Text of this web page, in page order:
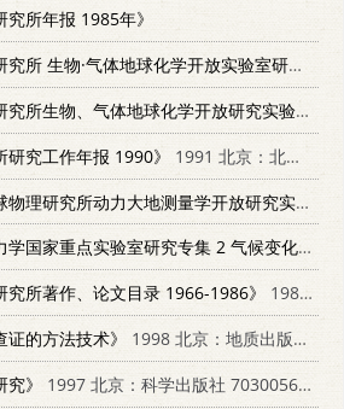
究所年报 1985年》
《中国科学院兰州地质研究所 生物·气体地球化学开放实验室研究年报 1986》
《中国科学院兰州地质研究所生物、气体地球化学开放研究实验室研究年报 1988-1989》
研究工作年报 1990》
1991 北京：北京工业大学出版社 7563901892
《中国科学院测量与地球物理研究所动力大地测量学开放研究实验室年报 1989-1990》
《大气科学和地球流体力学国家重点实验室研究专集 2 气候变化若干问题研究》
究所著作、论文目录 1966-1986》
1986 北京：科学技术文献出版社；重庆分社 17176·435
证的方法技术》
1998 北京：地质出版社 7116026339
》
1997 北京：科学出版社 7030056531